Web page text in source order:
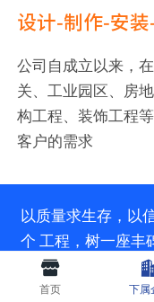
公司自成立以来，
关、工业园区、房
构工程、装饰工程
客户的需求
设计-制作-安
以质量求生存，以
个 工程，树一座丰
首页 下属